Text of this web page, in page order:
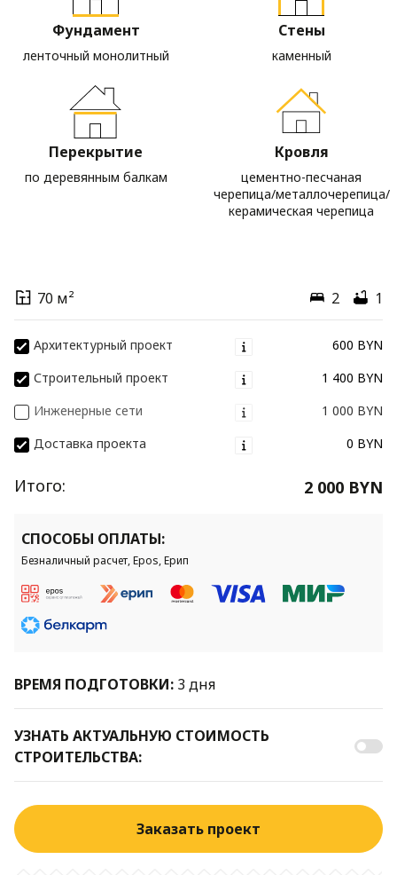
Фундамент
ленточный монолитный
Стены
каменный
Перекрытие
по деревянным балкам
Кровля
цементно-песчаная
черепица/металлочерепица/
керамическая черепица
70 м² 2 1
Архитектурный проект
600 BYN
Строительный проект
1 400 BYN
Инженерные сети
1 000 BYN
Доставка проекта
0 BYN
Итого: 2 000 BYN
СПОСОБЫ ОПЛАТЫ:
Безналичный расчет, Epos, Ерип
ВРЕМЯ ПОДГОТОВКИ: 3 дня
УЗНАТЬ АКТУАЛЬНУЮ СТОИМОСТЬ
СТРОИТЕЛЬСТВА:
Заказать проект